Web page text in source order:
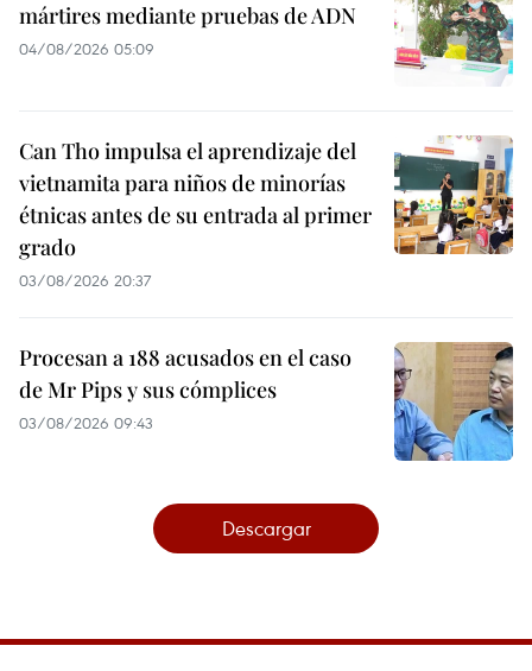
mártires mediante pruebas de ADN
04/08/2026 05:09
Can Tho impulsa el aprendizaje del
vietnamita para niños de minorías
étnicas antes de su entrada al primer
grado
03/08/2026 20:37
Procesan a 188 acusados en el caso
de Mr Pips y sus cómplices
03/08/2026 09:43
Descargar